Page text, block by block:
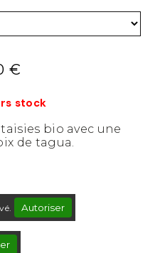
€
stock
bio avec une
de tagua.
Autoriser